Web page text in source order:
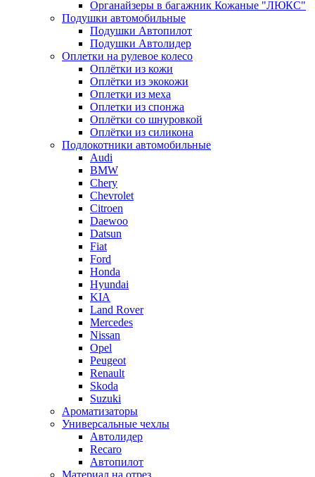
Органайзеры в багажник Кожаные "ЛЮКС"
Подушки автомобильные
Подушки Автопилот
Подушки Автолидер
Оплетки на рулевое колесо
Оплётки из кожи
Оплётки из экокожи
Оплетки из меха
Оплетки из спонжа
Оплётки со шнуровкой
Оплётки из силикона
Подлокотники автомобильные
Audi
BMW
Chery
Chevrolet
Citroen
Daewoo
Datsun
Fiat
Ford
Honda
Hyundai
KIA
Land Rover
Mercedes
Nissan
Opel
Peugeot
Renault
Skoda
Suzuki
Ароматизаторы
Универсальные чехлы
Автолидер
Recaro
Автопилот
Материал на отрез